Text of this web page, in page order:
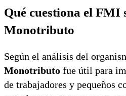
Qué cuestiona el FMI
Monotributo
Según el análisis del
Monotributo fue útil para
de trabajadores y pequeños